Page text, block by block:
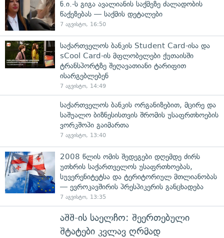
ნ.ი.-ს გიგა ავალიანის საქმეზე ძალადობის
წაქეზებას — საქმის დეტალები
7 აგვისტო, 16:50
საქართველოს ბანკის Student Card-ისა და
sCool Card-ის მფლობელები ქუთაისში
ტრანსპორტზე შეღავათიანი ტარიფით
ისარგებლებენ
7 აგვისტო, 14:49
საქართველოს ბანკის ორგანიზებით, მცირე და
საშუალო ბიზნესისთვის შრომის უსაფრთხოების
ვორკშოპი გაიმართა
7 აგვისტო, 13:40
2008 წლის ომის შედეგები დღემდე ძირს
უთხრის საქართველოს უსაფრთხოებას,
სუვერენიტეტსა და ტერიტორიულ მთლიანობას
— ევროკავშირის პრესპიკერის განცხადება
7 აგვისტო, 13:35
აშშ-ის საელჩო: შეერთებული
შტატები კვლავ ღრმად